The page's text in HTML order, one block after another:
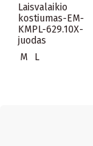
Laisvalaikio
kostiumas-EM-
KMPL-629.10X-
juodas
M L